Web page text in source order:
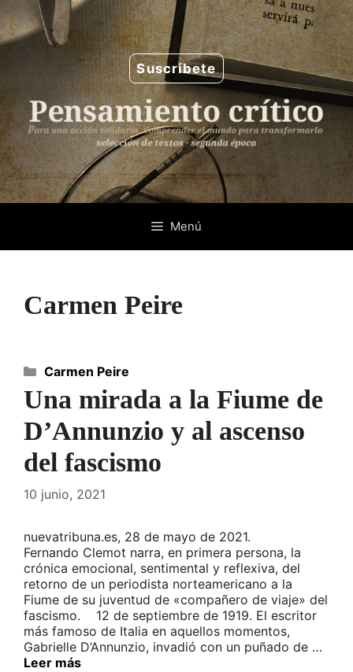
Saltar
al
contenido
Suscríbete
Menú
Carmen Peire
Una mirada a la Fiume de
D’Annunzio y al ascenso
del fascismo
10 junio, 2021
nuevatribuna.es, 28 de mayo de 2021.
Fernando Clemot narra, en primera persona, la
crónica emocional, sentimental y reflexiva, del
retorno de un periodista norteamericano a la
Fiume de su juventud de «compañero de viaje» del
fascismo. 12 de septiembre de 1919. El escritor
más famoso de Italia en aquellos momentos,
Gabrielle D’Annunzio, invadió con un puñado de …
Leer más
Categorías
Carmen Peire